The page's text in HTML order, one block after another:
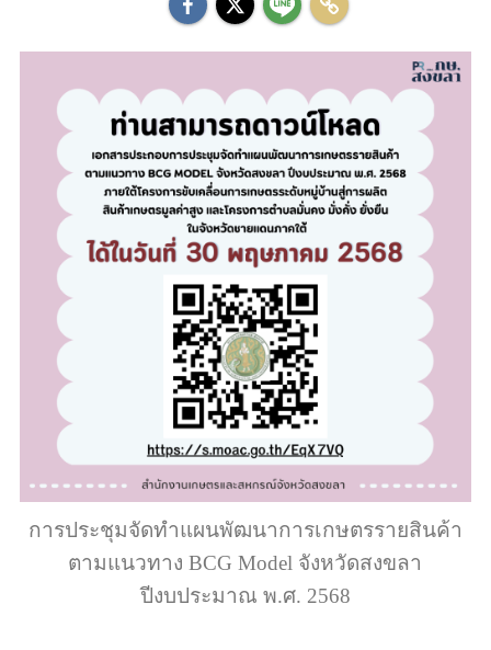
การประชุมจัดทำแผนพัฒนาการเกษตรรายสินค้า
ตามแนวทาง BCG Model จังหวัดสงขลา
ปีงบประมาณ พ.ศ. 2568